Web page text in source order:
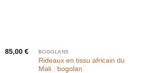
85,00€ BOGOLANS
Rideaux en tissu africain du
Mali : bogolan